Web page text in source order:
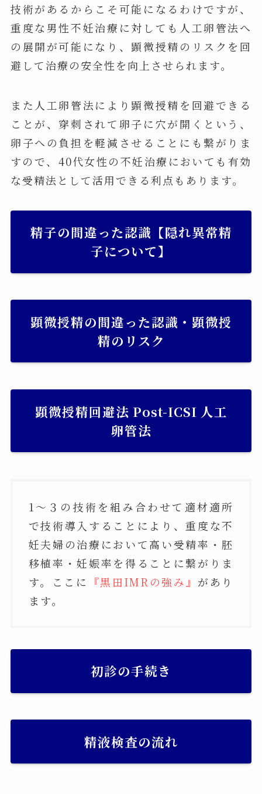
技術があるからこそ可能になるわけですが、
重度な男性不妊治療に対しても人工卵管法へ
の展開が可能になり、顕微授精のリスクを回
避して治療の安全性を向上させられます。
また人工卵管法により顕微授精を回避できる
ことが、穿刺されて卵子に穴が開くという、
卵子への負担を軽減させることにも繋がりま
すので、40代女性の不妊治療においても有効
な受精法として活用できる利点もあります。
精子の間違った認識【隠れ異常精
子について】
顕微授精の間違った認識・顕微授
精のリスク
顕微授精回避法 Post-ICSI 人工
卵管法
1～３の技術を組み合わせて適材適所
で技術導入することにより、重度な不
妊夫婦の治療において高い受精率・胚
移植率・妊娠率を得ることに繋がりま
す。ここに
『黒田IMRの強み』 があり
ます。
初診の手続き
精液検査の流れ